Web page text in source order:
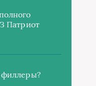
Патриот